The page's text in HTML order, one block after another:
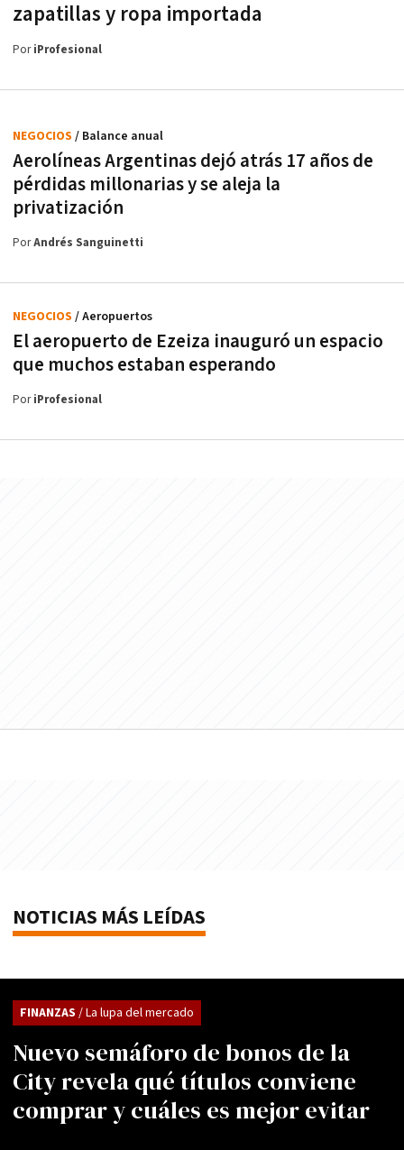
zapatillas y ropa importada
PoriProfesional
Aerolíneas Argentinas dejó atrás 17 años de
pérdidas millonarias y se aleja la
privatización
NEGOCIOS / Balance anual
PorAndrés Sanguinetti
El aeropuerto de Ezeiza inauguró un espacio
que muchos estaban esperando
NEGOCIOS / Aeropuertos
PoriProfesional
NOTICIAS MÁS LEÍDAS
Nuevo semáforo de bonos de la
City revela qué títulos conviene
comprar y cuáles es mejor evitar
FINANZAS / La lupa del mercado